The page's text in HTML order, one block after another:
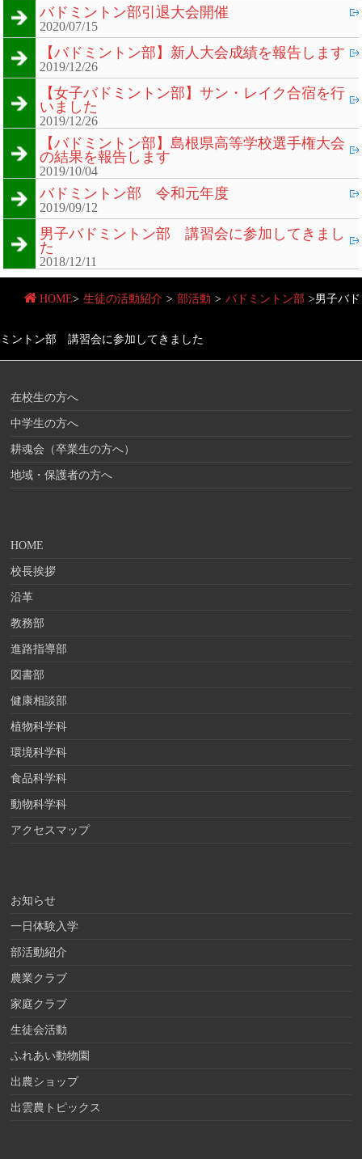
バドミントン部引退大会開催
2020/07/15
【バドミントン部】新人大会成績を報告します
2019/12/26
【女子バドミントン部】サン・レイク合宿を行
いました
2019/12/26
【バドミントン部】島根県高等学校選手権大会
の結果を報告します
2019/10/04
バドミントン部 令和元年度
2019/09/12
男子バドミントン部 講習会に参加してきまし
た
2018/12/11
HOME> 生徒の活動紹介 > 部活動 > バドミントン部 >男子バド
ミントン部 講習会に参加してきました
在校生の方へ
中学生の方へ
耕魂会（卒業生の方へ）
地域・保護者の方へ
HOME
校長挨拶
沿革
教務部
進路指導部
図書部
健康相談部
植物科学科
環境科学科
食品科学科
動物科学科
アクセスマップ
お知らせ
一日体験入学
部活動紹介
農業クラブ
家庭クラブ
生徒会活動
ふれあい動物園
出農ショップ
出雲農トピックス